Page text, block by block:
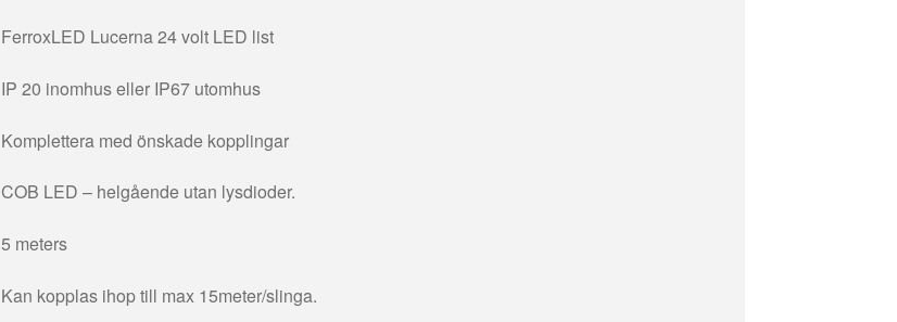
FerroxLED Lucerna 24 volt LED list
IP 20 inomhus eller IP67 utomhus
Komplettera med önskade kopplingar
COB LED – helgående utan lysdioder.
5 meters
Kan kopplas ihop till max 15meter/slinga.